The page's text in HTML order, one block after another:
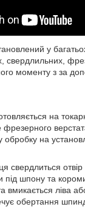
у
свердлильних,
моменту з за
на
фрезерного
обробку на
свердлиться отвір
під шпону та
вмикається ліва
обертання